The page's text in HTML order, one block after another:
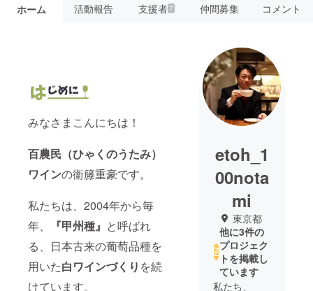
ホーム 活動報告 支援者7 仲間募集 コメント
みなさまこんにちは！
百農民（ひゃくのうたみ）
ワインの衞籐重豪です。
私たちは、2004年から毎
年、
『甲州種』 と呼ばれ
る、日本古来の葡萄品種を
用いた白ワインづくり を続
けています。
etoh_1
00nota
mi
東京都
他に3件の
プロジェク
トを掲載し
ています
私たち、